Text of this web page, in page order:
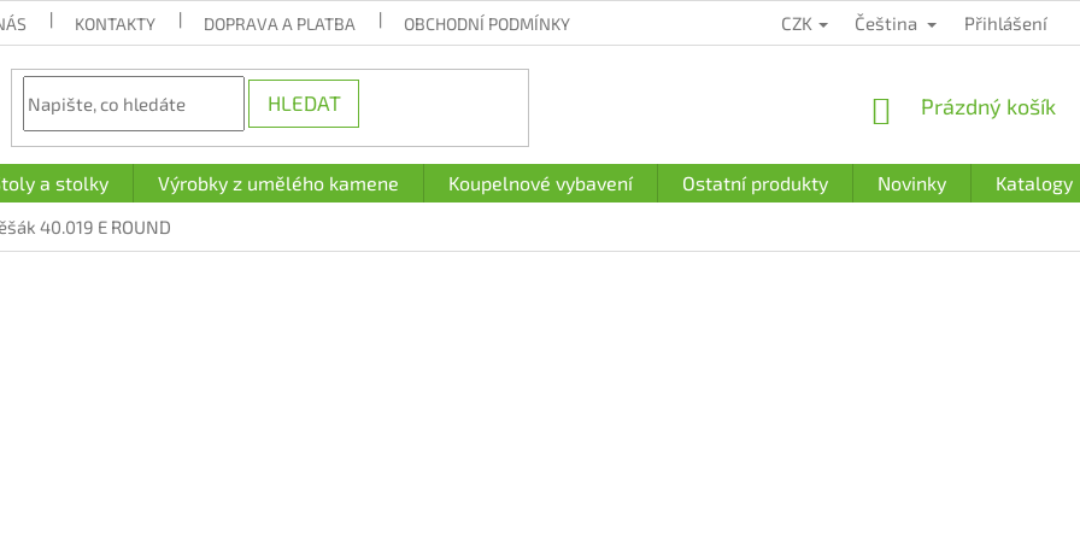
KONTAKTY DOPRAVA A PLATBA OBCHODNÍ PODMÍNKY PODMÍNKY OCHRANY OSOBNÍCH
CZK Čeština Přihlášení
HLEDAT
NÁKUPNÍ
Prázdný košík
a stolky Výrobky z umělého kamene Koupelnové vybavení Ostatní produkty Novinky Katalogy
40.019 E ROUND